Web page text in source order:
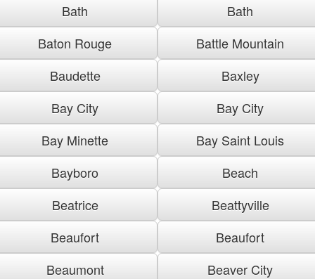
Bath
Bath
Baton Rouge
Battle Mountain
Baudette
Baxley
Bay City
Bay City
Bay Minette
Bay Saint Louis
Bayboro
Beach
Beatrice
Beattyville
Beaufort
Beaufort
Beaumont
Beaver City